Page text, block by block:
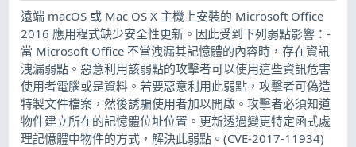
遠端 macOS 或 Mac OS X 主機上安裝的 Microsoft Office
2016 應用程式缺少安全性更新。因此受到下列弱點影響：-
當 Microsoft Office 不當洩漏其記憶體的內容時，存在資訊
洩漏弱點。惡意利用該弱點的攻擊者可以使用這些資訊危害
使用者電腦或是資料。若要惡意利用此弱點，攻擊者可偽造
特製文件檔案，然後誘騙使用者加以開啟。攻擊者必須知道
物件建立所在的記憶體位址位置。更新透過變更特定函式處
理記憶體中物件的方式，解決此弱點。(CVE-2017-11934)